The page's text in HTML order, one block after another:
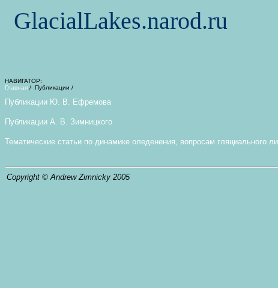
GlacialLakes.narod.ru
НАВИГАТОР:
Главная / Публикации /
Публикации Ю. В. Ефремова
Публикации А. В. Зимницкого
Тематические статьи по динамике оледенения, вопросам гляциального
Copyright © Andrew Zimnicky 2005